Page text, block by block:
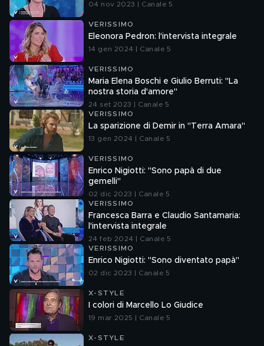
04 nov 2023 | Canale 5
VERISSIMO
Eleonora Pedron: l'intervista integrale
14 gen 2024 | Canale 5
VERISSIMO
Maria Elena Boschi e Giulio Berruti: "La
nostra storia d'amore"
24 set 2023 | Canale 5
VERISSIMO
La sparizione di Demir in "Terra Amara"
13 gen 2024 | Canale 5
VERISSIMO
Enrico Nigiotti: "Sono papà di due
gemelli"
02 dic 2023 | Canale 5
VERISSIMO
Francesca Barra e Claudio Santamaria:
l'intervista integrale
24 feb 2024 | Canale 5
VERISSIMO
Enrico Nigiotti: "Sono diventato papà"
02 dic 2023 | Canale 5
X-STYLE
I colori di Marcello Lo Giudice
19 mar 2025 | Canale 5
X-STYLE